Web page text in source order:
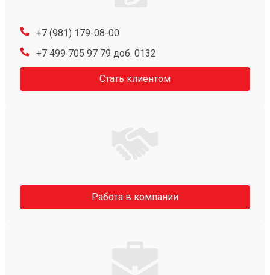
+7 (981) 179-08-00
+7 499 705 97 79 доб. 0132
Стать клиентом
Работа в компании